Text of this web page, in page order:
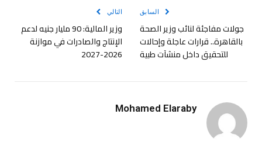
السابق
جولات مفاجئة لنائب وزير الصحة
بالقاهرة.. قرارات عاجلة وإحالات
للتحقيق داخل منشآت طبية
التالي
وزير المالية: 90 مليار جنيه لدعم
الإنتاج والصادرات في موازنة
2026-2027
Mohamed Elaraby